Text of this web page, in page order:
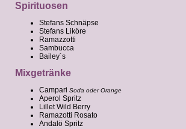
Spirituosen
Stefans Schnäpse
Stefans Liköre
Ramazzotti
Sambucca
Bailey´s
Mixgetränke
Campari Soda oder Orange
Aperol Spritz
Lillet Wild Berry
Ramazotti Rosato
Andalö Spritz